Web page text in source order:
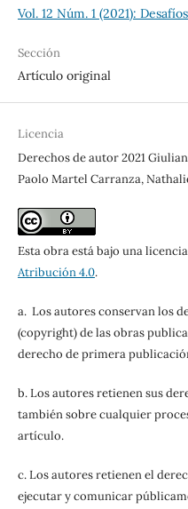
Vol. 12 Núm. 1 (2021):
Sección
Artículo original
Licencia
Derechos de autor 2021
Paolo Martel Carranza,
Esta obra está bajo una
Atribución 4.0.
a. Los autores conservan los
(copyright) de las obras
derecho de primera
b. Los autores retienen sus
también sobre cualquier
artículo.
c. Los autores retienen el
ejecutar y comunicar